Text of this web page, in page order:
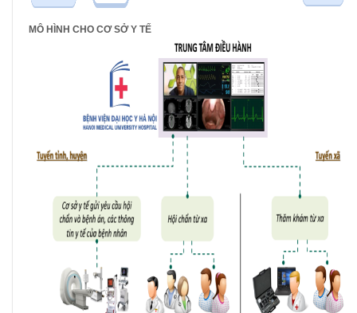
MÔ HÌNH CHO CƠ SỞ Y TẾ